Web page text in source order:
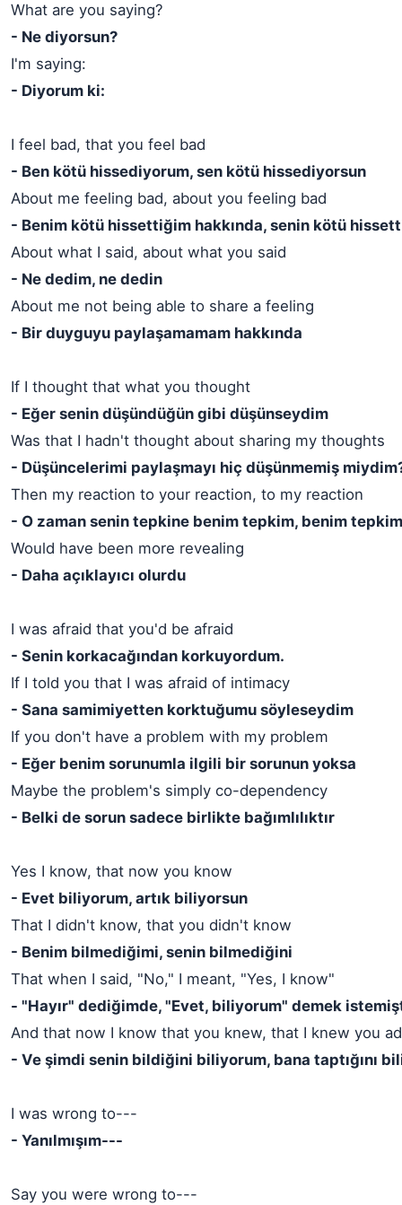
What are you saying?
- Ne diyorsun?
I'm saying:
- Diyorum ki:
I feel bad, that you feel bad
- Ben kötü hissediyorum, sen kötü hissediyorsun
About me feeling bad, about you feeling bad
- Benim kötü hissettiğim hakkında, senin kötü
About what I said, about what you said
- Ne dedim, ne dedin
About me not being able to share a feeling
- Bir duyguyu paylaşamamam hakkında
If I thought that what you thought
- Eğer senin düşündüğün gibi düşünseydim
Was that I hadn't thought about sharing my thoughts
- Düşüncelerimi paylaşmayı hiç düşünmemiş
Then my reaction to your reaction, to my reaction
- O zaman senin tepkine benim tepkim, benim
Would have been more revealing
- Daha açıklayıcı olurdu
I was afraid that you'd be afraid
- Senin korkacağından korkuyordum.
If I told you that I was afraid of intimacy
- Sana samimiyetten korktuğumu söyleseydim
If you don't have a problem with my problem
- Eğer benim sorunumla ilgili bir sorunun yoksa
Maybe the problem's simply co-dependency
- Belki de sorun sadece birlikte bağımlılıktır
Yes I know, that now you know
- Evet biliyorum, artık biliyorsun
That I didn't know, that you didn't know
- Benim bilmediğimi, senin bilmediğini
That when I said, "No," I meant, "Yes, I know"
- "Hayır" dediğimde, "Evet, biliyorum" demek
And that now I know that you knew, that I knew you
- Ve şimdi senin bildiğini biliyorum, bana taptığını
I was wrong to---
- Yanılmışım---
Say you were wrong to---